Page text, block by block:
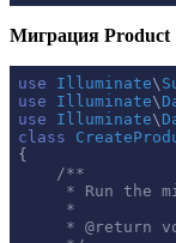
Миграция Product
use Illuminate\
use
Illuminate\
use
Illuminate\
class
{
/**
* Run the
     *
     *
@return